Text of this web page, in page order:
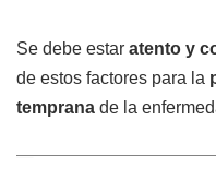
Se debe estar atento y
de estos factores para la
temprana de la